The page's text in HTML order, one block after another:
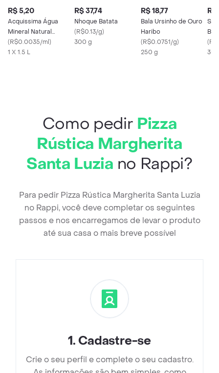
R$ 5,20
Acquissima Água
Mineral Natural
Passion com Gás
(R$0.0035/ml)
1 X 1.5 L
R$ 37,74
Nhoque Batata
(R$0.13/g)
300 g
R$ 18,77
Bala Ursinho de Ouro
Haribo
(R$0.0751/g)
250 g
R$
(
30
Como pedir Pizza
Rústica Margherita
Santa Luzia no Rappi?
Para pedir Pizza Rústica Margherita Santa Luzia
no Rappi, você deve completar os seguintes
passos e nos encarregamos de levar o produto
até sua casa o mais breve possível
1. Cadastre-se
Crie o seu perfil e complete o seu cadastro.